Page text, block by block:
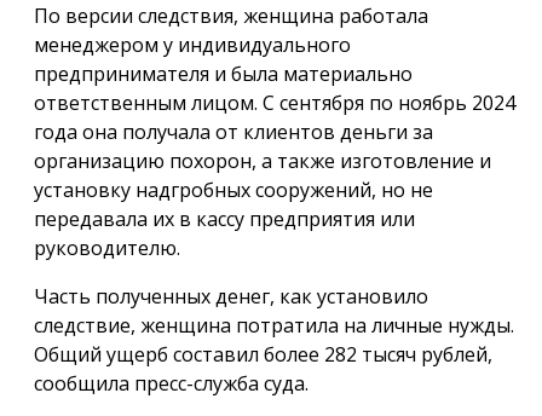
По версии следствия, женщина работала
менеджером у индивидуального
предпринимателя и была материально
ответственным лицом. С сентября по ноябрь 2024
года она получала от клиентов деньги за
организацию похорон, а также изготовление и
установку надгробных сооружений, но не
передавала их в кассу предприятия или
руководителю.
Часть полученных денег, как установило
следствие, женщина потратила на личные нужды.
Общий ущерб составил более 282 тысяч рублей,
сообщила пресс-служба суда.